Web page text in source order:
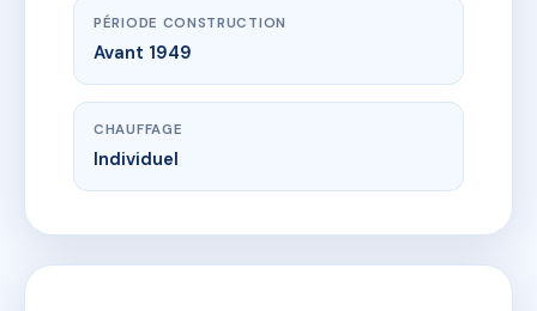
PÉRIODE CONSTRUCTION
Avant 1949
CHAUFFAGE
Individuel